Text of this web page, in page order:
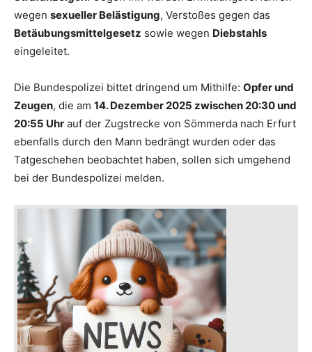
wegen sexueller Belästigung, Verstoßes gegen das
Betäubungsmittelgesetz sowie wegen Diebstahls
eingeleitet.
Die Bundespolizei bittet dringend um Mithilfe: Opfer und
Zeugen, die am 14. Dezember 2025 zwischen 20:30 und
20:55 Uhr auf der Zugstrecke von Sömmerda nach Erfurt
ebenfalls durch den Mann bedrängt wurden oder das
Tatgeschehen beobachtet haben, sollen sich umgehend
bei der Bundespolizei melden.